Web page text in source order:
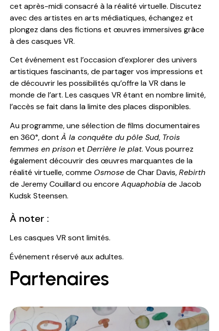
cet après-midi consacré à la réalité virtuelle. Discutez
avec des artistes en arts médiatiques, échangez et
plongez dans des fictions et œuvres immersives grâce
à des casques VR.
Cet événement est l’occasion d’explorer des univers
artistiques fascinants, de partager vos impressions et
de découvrir les possibilités qu’offre la VR dans le
monde de l’art. Les casques VR étant en nombre limité,
l’accès se fait dans la limite des places disponibles.
Au programme, une sélection de films documentaires
en 360°, dont À la conquête du pôle Sud, Trois
femmes en prisonet Derrière le plat. Vous pourrez
également découvrir des œuvres marquantes de la
réalité virtuelle, comme Osmosede Char Davis,Rebirth
de Jeremy Couillard ou encore Aquaphobia de Jacob
Kudsk Steensen.
À noter :
Les casques VR sont limités.
Événement réservé aux adultes.
Partenaires